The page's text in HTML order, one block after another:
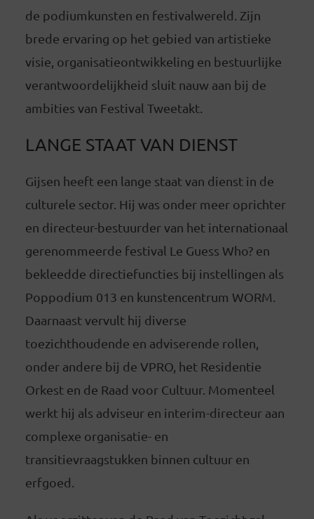
de podiumkunsten en festivalwereld. Zijn
brede ervaring op het gebied van artistieke
visie, organisatieontwikkeling en bestuurlijke
verantwoordelijkheid sluit nauw aan bij de
ambities van Festival Tweetakt.
LANGE STAAT VAN DIENST
Gijsen heeft een lange staat van dienst in de
culturele sector. Hij was onder meer oprichter
en directeur-bestuurder van het internationaal
gerenommeerde festival Le Guess Who? en
bekleedde directiefuncties bij instellingen als
Poppodium 013 en kunstencentrum WORM.
Daarnaast vervult hij diverse
toezichthoudende en adviserende rollen,
onder andere bij de VPRO, het Residentie
Orkest en de Raad voor Cultuur. Momenteel
werkt hij als adviseur en interim-directeur aan
complexe organisatie- en
transitievraagstukken binnen cultuur en
erfgoed.